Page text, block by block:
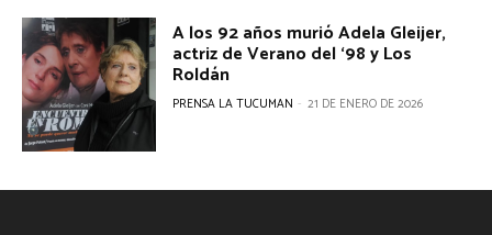
A los 92 años murió Adela Gleijer,
actriz de Verano del ‘98 y Los
Roldán
PRENSA LA TUCUMAN - 21 DE ENERO DE 2026